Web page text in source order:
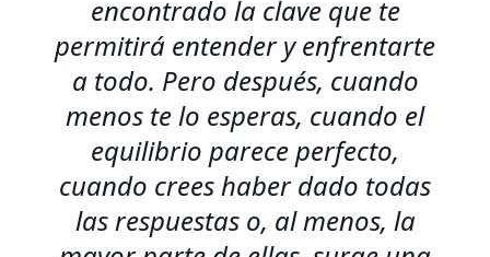
encontrado la clave que te
permitirá entender y enfrentarte
a todo. Pero después, cuando
menos te lo esperas, cuando el
equilibrio parece perfecto,
cuando crees haber dado todas
las respuestas o, al menos, la